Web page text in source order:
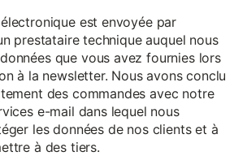
est envoyée par
prestataire technique auquel nous
que vous avez fournies lors
à la newsletter. Nous avons conclu
des commandes avec notre
e-mail dans lequel nous
les données de nos clients et à
à des tiers.